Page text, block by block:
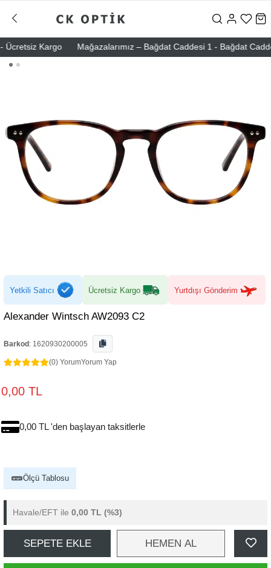
Kargo Mağazalarımız – Bağdat Caddesi 1 - Bağdat
Yetkili Satıcı Ücretsiz Kargo Yurtdışı Gönderim
Alexander Wintsch AW2093 C2
Barkod : 1620930200005
(0) YorumYorum Yap
0,00 TL
0,00 TL 'den başlayan taksitlerle
Ölçü Tablosu
Havale/EFT ile 0,00 TL (%3)
SEPETE EKLE HEMEN AL